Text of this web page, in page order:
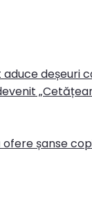
deșeuri
șanse